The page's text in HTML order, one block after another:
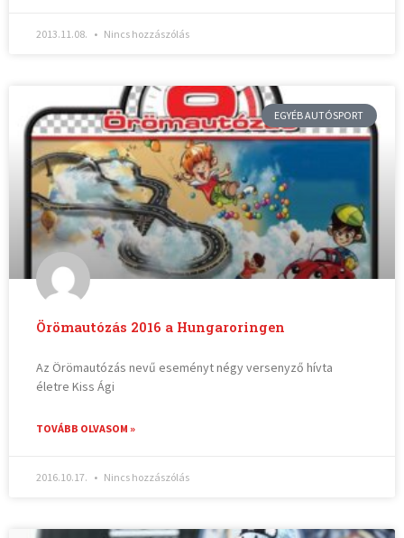
2013.11.08. Nincs hozzászólás
EGYÉB AUTÓSPORT
Örömautózás 2016 a Hungaroringen
Az Örömautózás nevű eseményt négy versenyző hívta
életre Kiss Ági
TOVÁBB OLVASOM »
2016.10.17. Nincs hozzászólás